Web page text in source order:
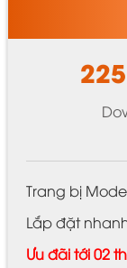
Trang bị
Lắp đặt
Ưu đãi tới 02